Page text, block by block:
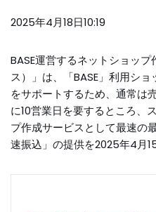
2025年4月18日10:19
BASE運営するネットショップ
ス）」は、「BASE」利用シ
をサポートするため、通常は
に10営業日を要するところ、
プ作成サービスとして最速の
速振込」の提供を2025年4月